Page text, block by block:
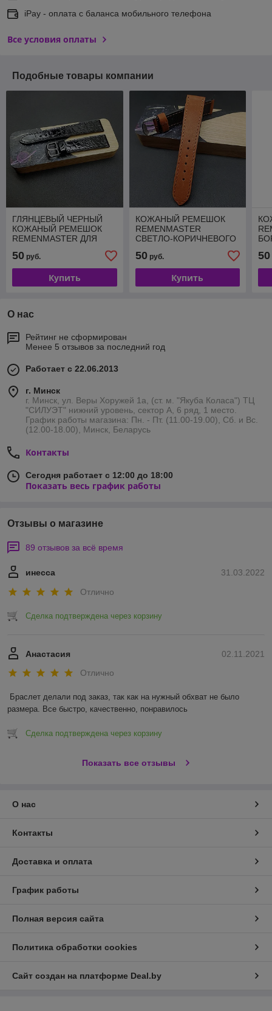
iPay - оплата с баланса мобильного телефона
Все условия оплаты
Подобные товары компании
ГЛЯНЦЕВЫЙ ЧЕРНЫЙ
КОЖАНЫЙ РЕМЕШОК
REMENMASTER ДЛЯ
ЧАСОВ 20 ММ M185-20
50 руб.
Купить
КОЖАНЫЙ РЕМЕШОК
REMENMASTER
СВЕТЛО-КОРИЧНЕВОГО
ММ M173-22
50руб.
Купить
50
О нас
Рейтинг не сформирован
Менее 5 отзывов за последний год
Работает с 22.06.2013
г. Минск
г. Минск, ул. Веры Хоружей 1а, (ст. м. "Якуба Коласа") ТЦ
"СИЛУЭТ" нижний уровень, сектор А, 6 ряд, 1 место.
График работы магазина: Пн. - Пт. (11.00-19.00), Сб. и Вс.
(12.00-18.00), Минск, Беларусь
Контакты
Сегодня работает с 12:00 до 18:00
Показать весь график работы
Отзывы о магазине
89 отзывов за всё время
31.03.2022
инесса
Отлично
Сделка подтверждена через корзину
02.11.2021
Анастасия
Отлично
Браслет делали под заказ, так как на нужный обхват не было
размера. Все быстро, качественно, понравилось
Сделка подтверждена через корзину
Показать все отзывы
О нас
Контакты
Доставка и оплата
График работы
Полная версия сайта
Политика обработки cookies
Сайт создан на платформе Deal.by